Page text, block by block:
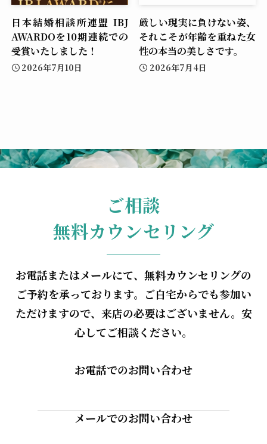
日本結婚相談所連盟 IBJ
AWARDOを10期連続での
受賞いたしました！
2026年7月10日
厳しい現実に負けない姿、
それこそが年齢を重ねた女
性の本当の美しさです。
2026年7月4日
ご相談
無料カウンセリング
お電話またはメールにて、無料カウンセリングの
ご予約を承っております。 ご自宅からでも参加い
ただけますので、来店の必要はございません。安
心してご相談ください。
お電話でのお問い合わせ
メールでのお問い合わせ